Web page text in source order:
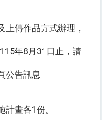
上傳作品方式辦理，
年8月31日止，請
公告訊息
畫各1份。